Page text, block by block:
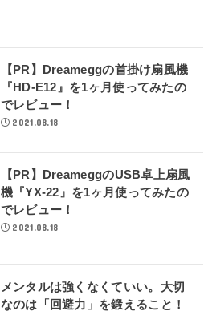
【PR】Dreameggの首掛け扇風機
『HD-E12』を1ヶ月使ってみたの
でレビュー！
2021.08.18
【PR】DreameggのUSB卓上扇風
機『YX-22』を1ヶ月使ってみたの
でレビュー！
2021.08.18
メンタルは強くなくていい。大切
なのは「回避力」を鍛えること！